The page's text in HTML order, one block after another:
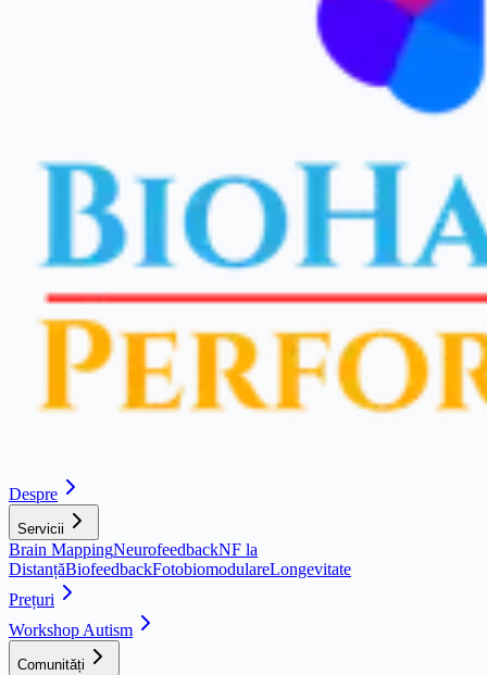
Despre
Servicii
Brain MappingNeurofeedbackNF la
DistanțăBiofeedbackFotobiomodulareLongevitate
Prețuri
Workshop Autism
Comunități